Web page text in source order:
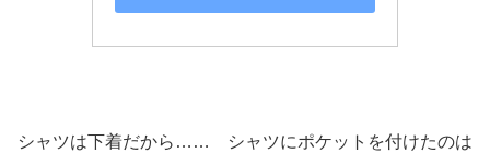
シャツは下着だから…… シャツにポケットを付けたのは